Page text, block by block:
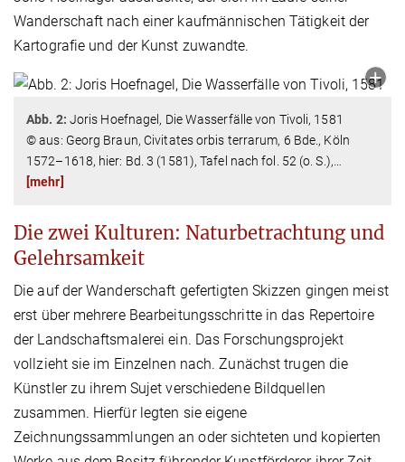
Wanderschaft nach einer kaufmännischen Tätigkeit der
Kartografie und der Kunst zuwandte.
Abb. 2: Joris Hoefnagel, Die Wasserfälle von Tivoli, 1581
© aus: Georg Braun, Civitates orbis terrarum, 6 Bde., Köln
1572–1618, hier: Bd. 3 (1581), Tafel nach fol. 52 (o. S.),
[mehr]
Die zwei Kulturen: Naturbetrachtung und
Gelehrsamkeit
Die auf der Wanderschaft gefertigten Skizzen gingen meist
erst über mehrere Bearbeitungsschritte in das Repertoire
der Landschaftsmalerei ein. Das Forschungsprojekt
vollzieht sie im Einzelnen nach. Zunächst trugen die
Künstler zu ihrem Sujet verschiedene Bildquellen
zusammen. Hierfür legten sie eigene
Zeichnungssammlungen an oder sichteten und kopierten